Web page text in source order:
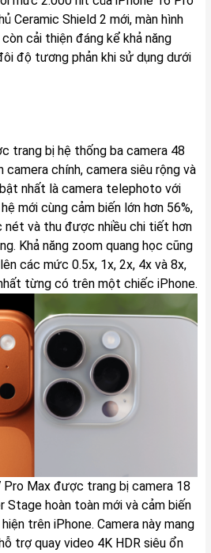
Ceramic Shield 2 mới, màn hình
cải thiện đáng kể khả năng
độ tương phản khi sử dụng dưới
trang bị hệ thống ba camera 48
camera chính, camera siêu rộng và
nhất là camera telephoto với
mới cùng cảm biến lớn hơn 56%,
nét và thu được nhiều chi tiết hơn
Khả năng zoom quang học cũng
các mức 0.5x, 1x, 2x, 4x và 8x,
từng có trên một chiếc iPhone.
Max được trang bị camera 18
Stage hoàn toàn mới và cảm biến
trên iPhone. Camera này mang
trợ quay video 4K HDR siêu ổn